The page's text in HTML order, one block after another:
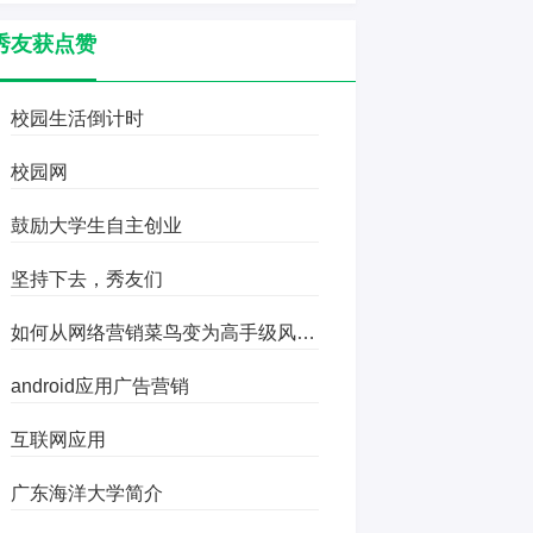
友获点赞
校园生活倒计时
校园网
鼓励大学生自主创业
坚持下去，秀友们
如何从网络营销菜鸟变为高手级风云人物
android应用广告营销
互联网应用
广东海洋大学简介